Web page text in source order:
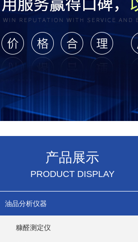
产品展示
PRODUCT DISPLAY
油品分析仪器
糠醛测定仪